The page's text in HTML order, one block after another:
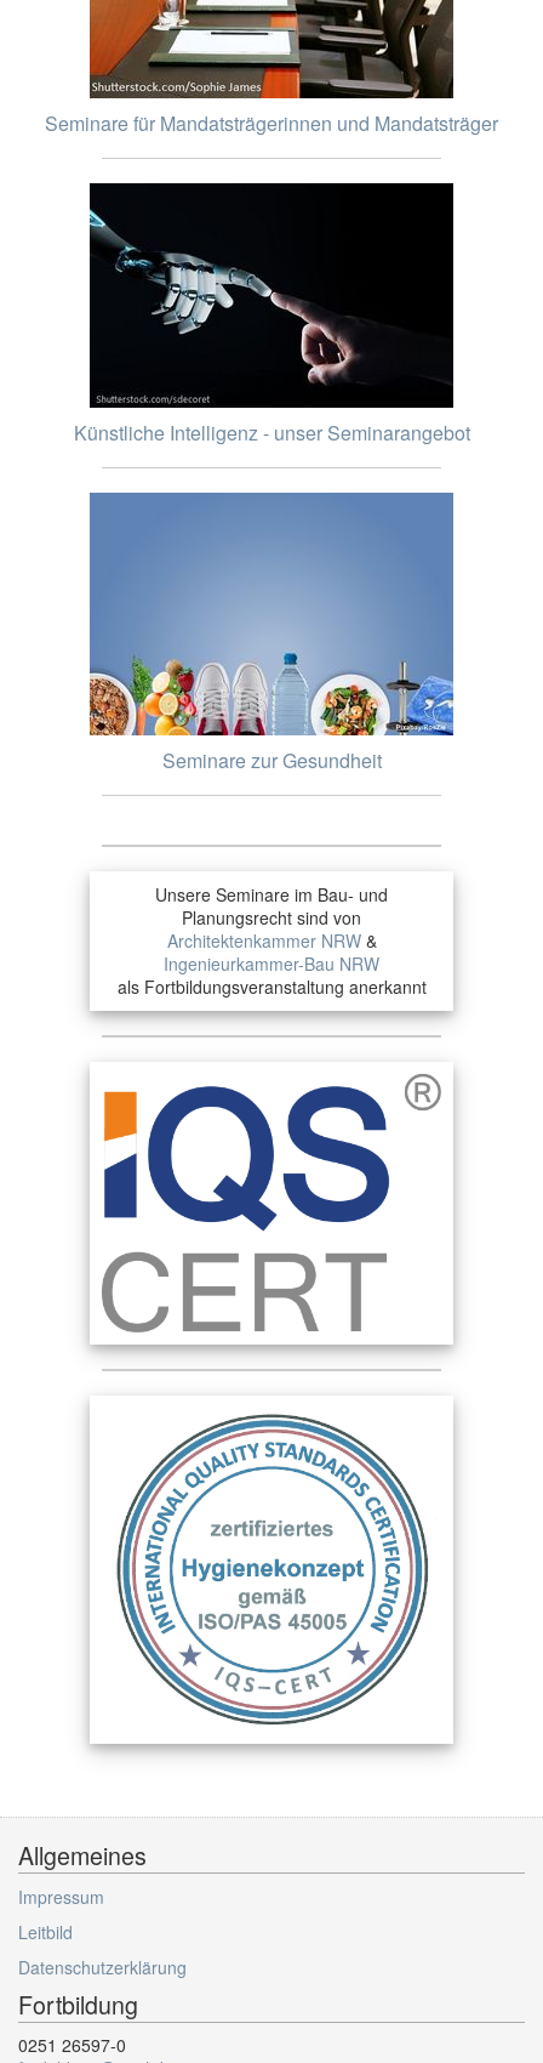
Seminare für Mandatsträgerinnen und Mandatsträger
Künstliche Intelligenz - unser Seminarangebot
Seminare zur Gesundheit
Unsere Seminare im Bau- und
Planungsrecht sind von
Architektenkammer NRW&
Ingenieurkammer-Bau NRW
als Fortbildungsveranstaltung anerkannt
Allgemeines
Impressum
Leitbild
Datenschutzerklärung
Fortbildung
0251 26597-0